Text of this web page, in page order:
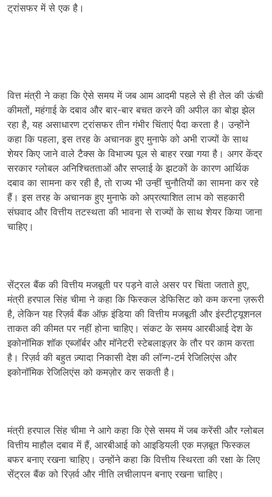
ट्रांसफर में से एक है।
वित्त मंत्री ने कहा कि ऐसे समय में जब आम आदमी पहले से ही तेल की ऊंची
कीमतों, महंगाई के दबाव और बार-बार बचत करने की अपील का बोझ झेल
रहा है, यह असाधारण ट्रांसफर तीन गंभीर चिंताएं पैदा करता है। उन्होंने
कहा कि पहला, इस तरह के अचानक हुए मुनाफे को अभी राज्यों के साथ
शेयर किए जाने वाले टैक्स के विभाज्य पूल से बाहर रखा गया है। अगर केंद्र
सरकार ग्लोबल अनिश्चितताओं और सप्लाई के झटकों के कारण आर्थिक
दबाव का सामना कर रही है, तो राज्य भी उन्हीं चुनौतियों का सामना कर रहे
हैं। इस तरह के अचानक हुए मुनाफे को अप्रत्याशित लाभ को सहकारी
संघवाद और वित्तीय तटस्थता की भावना से राज्यों के साथ शेयर किया जाना
चाहिए।
सेंट्रल बैंक की वित्तीय मजबूती पर पड़ने वाले असर पर चिंता जताते हुए,
मंत्री हरपाल सिंह चीमा ने कहा कि फिस्कल डेफिसिट को कम करना ज़रूरी
है, लेकिन यह रिज़र्व बैंक ऑफ़ इंडिया की वित्तीय मजबूती और इंस्टीट्यूशनल
ताकत की कीमत पर नहीं होना चाहिए। संकट के समय आरबीआई देश के
इकोनॉमिक शॉक एब्जॉर्बर और मॉनेटरी स्टेबलाइज़र के तौर पर काम करता
है। रिज़र्व की बहुत ज़्यादा निकासी देश की लॉन्ग-टर्म रेजिलिएंस और
इकोनॉमिक रेजिलिएंस को कमज़ोर कर सकती है।
मंत्री हरपाल सिंह चीमा ने आगे कहा कि ऐसे समय में जब करेंसी और ग्लोबल
वित्तीय माहौल दबाव में हैं, आरबीआई को आइडियली एक मज़बूत फिस्कल
बफर बनाए रखना चाहिए। उन्होंने कहा कि वित्तीय स्थिरता की रक्षा के लिए
सेंट्रल बैंक को रिज़र्व और नीति लचीलापन बनाए रखना चाहिए।